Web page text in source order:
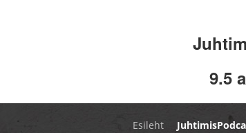
9.5
Esileht